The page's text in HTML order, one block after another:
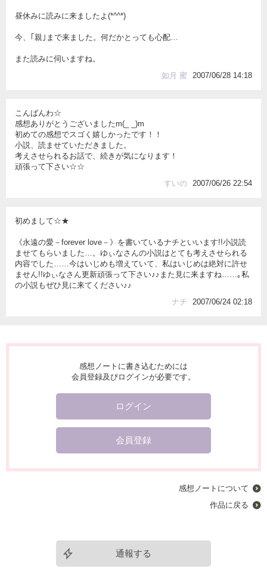
昼休みに読みに来ましたよ(*^^*)
今、｢親｣まで来ました。何だかとっても心配…
また読みに伺いますね。
如月 蜜
2007/06/28 14:18
こんばんわ☆
感想ありがとうございましたm(_ _)m
初めての感想でスゴく嬉しかったです！！
小説、読ませていただきました。
考えさせられるお話で、続きが気になります！
頑張って下さい☆☆
すいの
2007/06/26 22:54
初めまして☆★
《永遠の愛－forever love－》を書いているナチといいます!!小説読
ませてもらいました…。ゆぃなさんの小説はとても考えさせられる
内容でした……今はいじめも増えていて、私はいじめは絶対に許せ
ません!!ゆぃなさん更新頑張って下さい♪♪また見に来ますね……｡私
の小説もぜひ見に来てください♪♪
ナチ
2007/06/24 02:18
感想ノートに書き込むためには
会員登録及びログインが必要です。
ログイン
会員登録
感想ノートについて
作品に戻る
通報する